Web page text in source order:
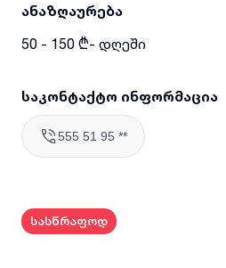
ანაზღაურება
50 - 150 ₾- დღეში
საკონტაქტო ინფორმაცია
555 51 95 **
სასწრაფოდ